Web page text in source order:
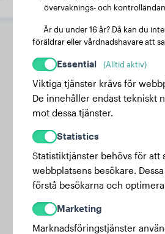
övervaknings- och
Är du under 16 år? Då kan du
föräldrar eller vårdnadshavare att
Essential (Alltid aktiv)
Viktiga tjänster krävs för
De innehåller endast tekniskt
mot dessa tjänster.
Statistics
Statistiktjänster behövs för att
webbplatsens besökare.
förstå besökarna och
Marketing
Marknadsföringstjänster